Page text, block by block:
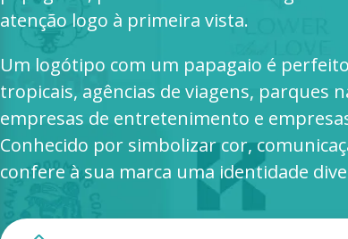
atenção logo à primeira vista.
Um logótipo com um papagaio é
tropicais, agências de viagens, parques
empresas de entretenimento e
Conhecido por simbolizar cor,
confere à sua marca uma identidade